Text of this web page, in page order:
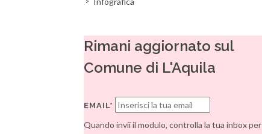
Rimani aggiornato sul
Comune di L'Aquila
EMAIL*
Quando invii il modulo, controlla la tua inbox per